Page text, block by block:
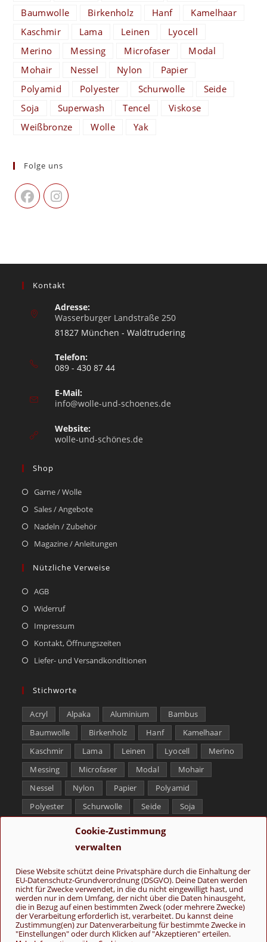
Cookie-Zustimmung
verwalten
Diese Website schützt deine Privatsphäre durch die Einhaltung der
EU-Datenschutz-Grundverordnung (DSGVO). Deine Daten werden
nicht für Zwecke verwendet, in die du nicht eingewilligt hast, und
werden nur in dem Umfang, der nicht über die Daten hinausgeht,
die in Bezug auf einen bestimmten Zweck (oder mehrere Zwecke)
der Verarbeitung erforderlich ist, verarbeitet. Du kannst deine
Zustimmung(en) zur Datenverarbeitung für bestimmte Zwecke in
"Einstellungen" oder durch Klicken auf "Akzeptieren" erteilen.
Baumwolle
Birkenholz Hanf
Kamelhaar
Kaschmir
Lama Leinen
Lyocell
Merino
Messing Microfaser
Modal
Mohair
Nessel Nylon
Papier
Polyamid
Polyester Schurwolle
Seide
Soja
Superwash Tencel
Viskose
Weißbronze
Wolle Yak
Folge uns
Kontakt
Adresse:
Wasserburger Landstraße 250
81827 München - Waldtrudering
Telefon:
089 - 430 87 44
E-Mail:
info@wolle-und-schoenes.de
Website:
wolle-und-schönes.de
Shop
Garne / Wolle
Sales / Angebote
Nadeln / Zubehör
Magazine / Anleitungen
Nützliche Verweise
AGB
Widerruf
Impressum
Kontakt, Öffnungszeiten
Liefer- und Versandkonditionen
Stichworte
Acryl Alpaka Aluminium
Bambus
Baumwolle
Birkenholz Hanf
Kamelhaar
Kaschmir
Lama Leinen Lyocell
Merino
Messing
Microfaser Modal
Mohair
Nessel
Nylon Papier
Polyamid
Polyester
Schurwolle Seide
Soja
Tencel
Yak
Folge uns